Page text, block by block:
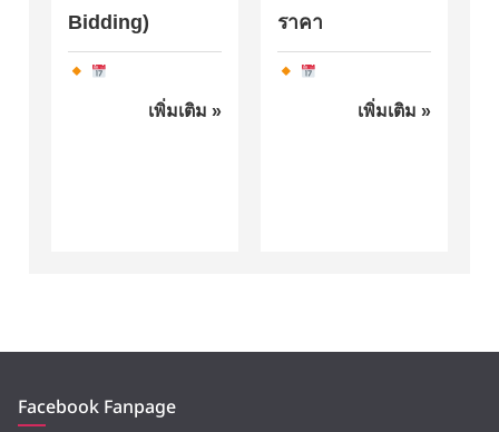
Bidding)
เพิ่มเติม »
ราคา
เพิ่มเติม »
Facebook Fanpage